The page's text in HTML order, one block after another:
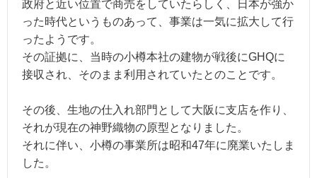
政府と近い位置で商売をしていたらしく、日本が強か
った時代というものあって、事業は一気に拡大して行
ったようです。
その証拠に、当時の小樽本社の建物が戦後にGHQに
接収され、そのまま利用されていたとのことです。
その後、生地の仕入れ部門として大阪に支店を作り、
それが現在の神野織物の原型となりました。
それに伴い、小樽の事業所は昭和47年に廃業いたしま
した。